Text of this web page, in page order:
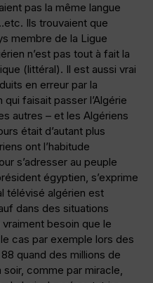
pas la même langue
Ils trouvaient que
membre de la Ligue
n’est pas tout à fait la
(littéral). Il est aussi vrai
en erreur par la
faisait passer l’Algérie
autres – et les Algériens
était d’autant plus
ont l’habitude
s’adresser au peuple
égyptien, s’exprime
télévisé algérien est
dans des situations
besoin que le
cas par exemple lors des
quand des millions de
comme par miracle,